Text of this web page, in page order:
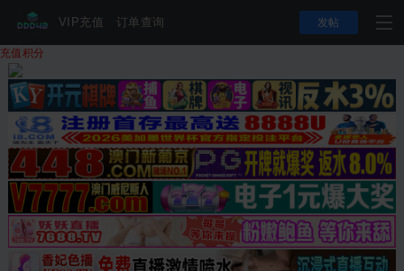
VIP充值 订单查询 发帖
充值积分